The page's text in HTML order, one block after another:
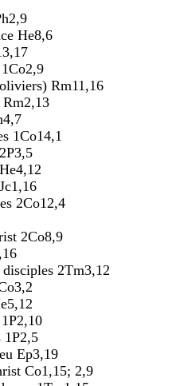
He8,6
Rm11,16
1Co14,1
2Co12,4
2Co8,9
disciples 2Tm3,12
1P2,5
Ep3,19
Co1,15; 2,9